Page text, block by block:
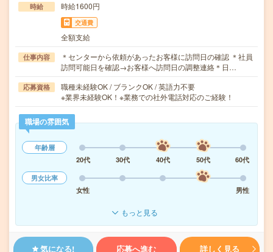
時給 時給1600円
交通費
全額支給
仕事内容
＊センターから依頼があったお客様に訪問日の確認 ＊社員
訪問可能日を確認→お客様へ訪問日の調整連絡＊日…
応募資格
職種未経験OK / ブランクOK / 英語力不要
※業界未経験OK！※業務での社外電話対応のご経験！
職場の雰囲気
年齢層
20代
30代 40代 50代
60代
男女比率
女性
男性
もっと見る
気になる! 応募へ進む 詳しく見る